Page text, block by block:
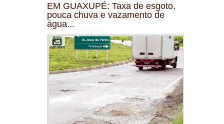
EM GUAXUPÉ: Taxa de esgoto,
pouca chuva e vazamento de
água...